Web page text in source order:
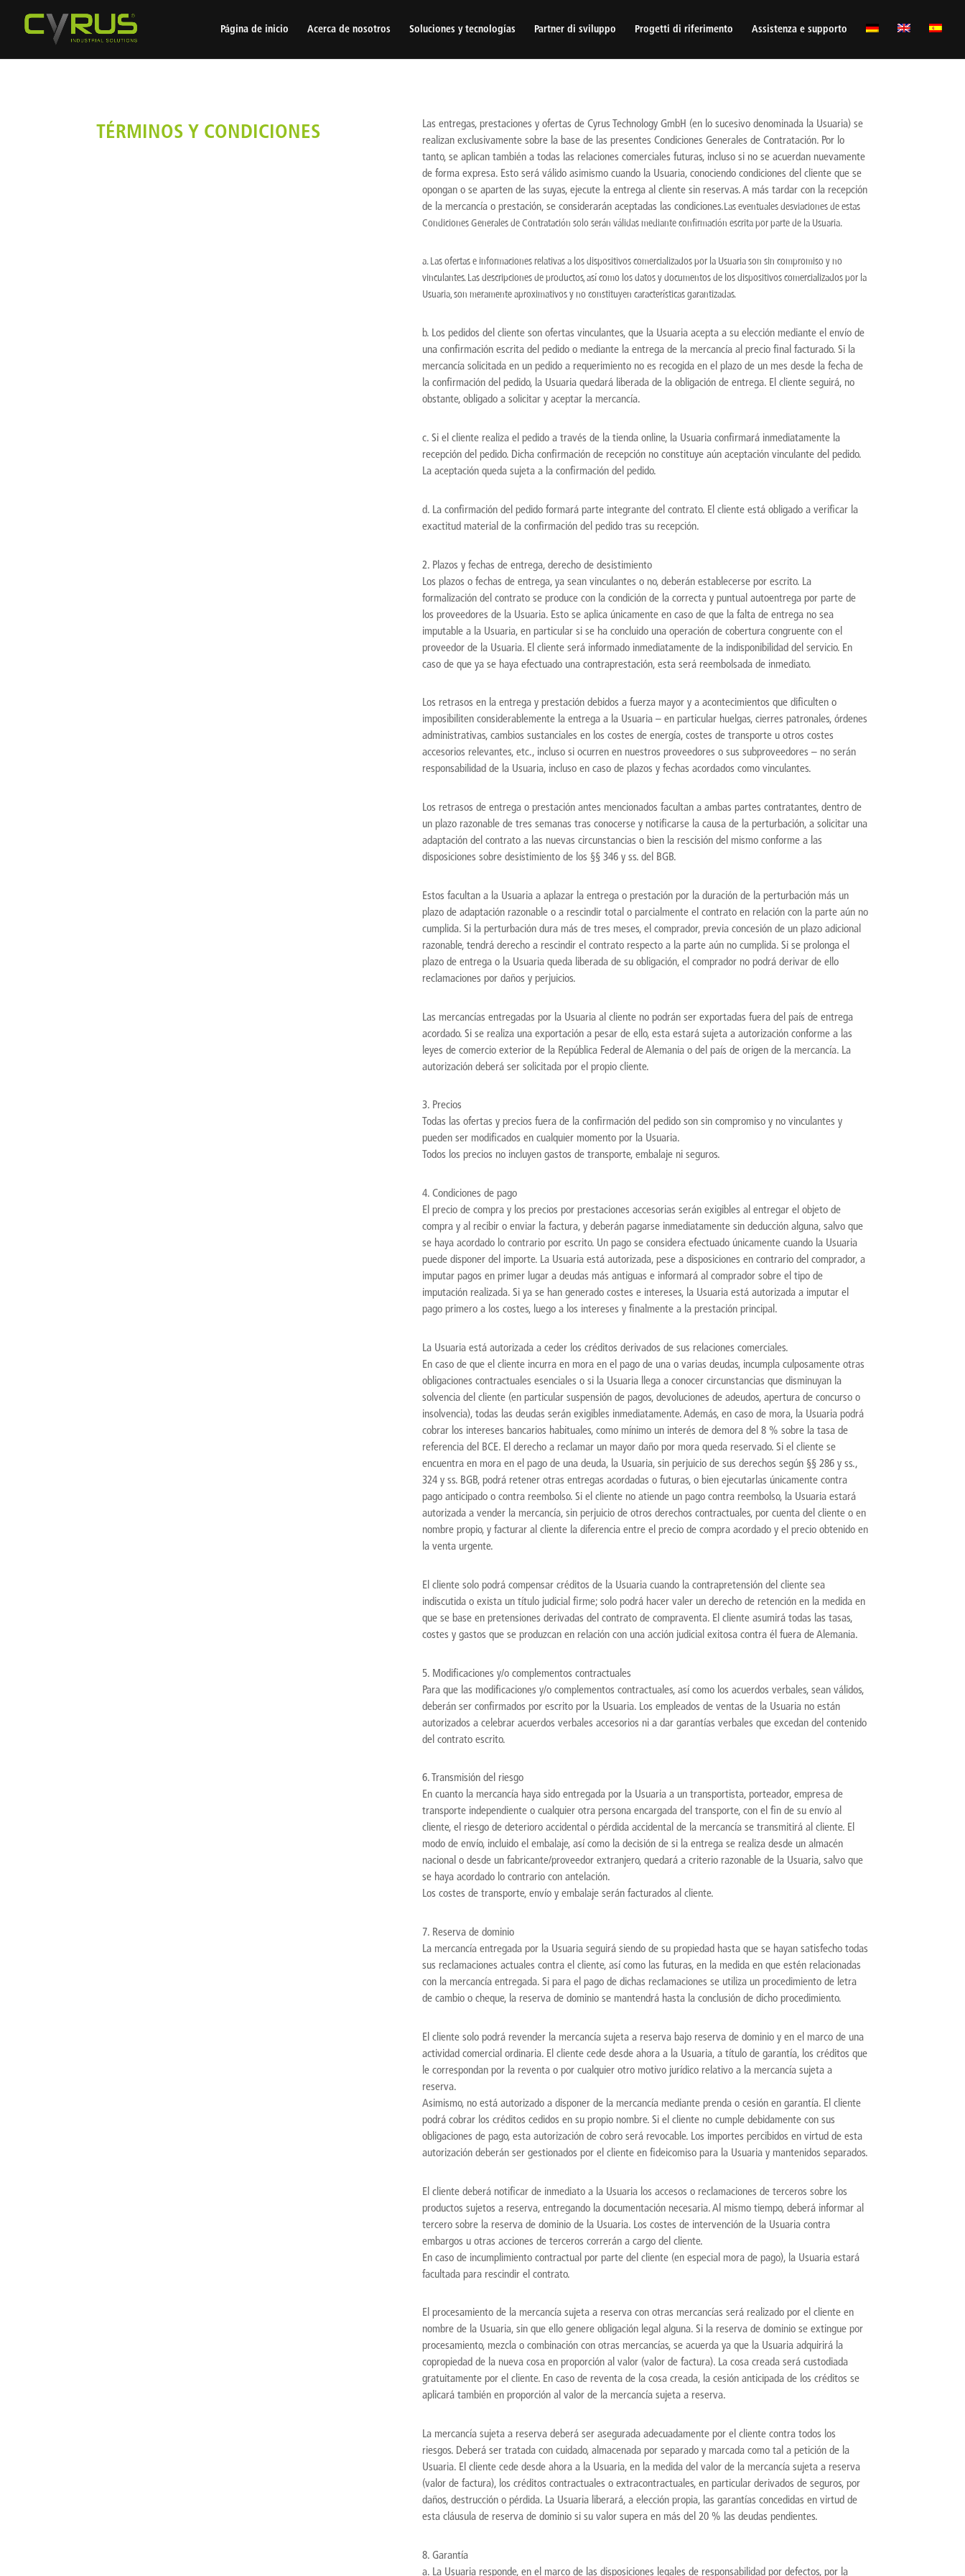
Página de inicio Acerca de nosotros Soluciones y tecnologías Partner di sviluppo Progetti di riferimento Assistenza e supporto
TÉRMINOS Y CONDICIONES
Las entregas, prestaciones y ofertas de Cyrus Technology GmbH (en lo sucesivo denominada la Usuaria) se
realizan exclusivamente sobre la base de las presentes Condiciones Generales de Contratación. Por lo
tanto, se aplican también a todas las relaciones comerciales futuras, incluso si no se acuerdan nuevamente
de forma expresa. Esto será válido asimismo cuando la Usuaria, conociendo condiciones del cliente que se
opongan o se aparten de las suyas, ejecute la entrega al cliente sin reservas. A más tardar con la recepción
de la mercancía o prestación, se considerarán aceptadas las condiciones. Las eventuales desviaciones de estas
Condiciones Generales de Contratación solo serán válidas mediante confirmación escrita por parte de la Usuaria.
a. Las ofertas e informaciones relativas a los dispositivos comercializados por la Usuaria son sin compromiso y no
vinculantes. Las descripciones de productos, así como los datos y documentos de los dispositivos comercializados por la
Usuaria, son meramente aproximativos y no constituyen características garantizadas.
b. Los pedidos del cliente son ofertas vinculantes, que la Usuaria acepta a su elección mediante el envío de
una confirmación escrita del pedido o mediante la entrega de la mercancía al precio final facturado. Si la
mercancía solicitada en un pedido a requerimiento no es recogida en el plazo de un mes desde la fecha de
la confirmación del pedido, la Usuaria quedará liberada de la obligación de entrega. El cliente seguirá, no
obstante, obligado a solicitar y aceptar la mercancía.
c. Si el cliente realiza el pedido a través de la tienda online, la Usuaria confirmará inmediatamente la
recepción del pedido. Dicha confirmación de recepción no constituye aún aceptación vinculante del pedido.
La aceptación queda sujeta a la confirmación del pedido.
d. La confirmación del pedido formará parte integrante del contrato. El cliente está obligado a verificar la
exactitud material de la confirmación del pedido tras su recepción.
2. Plazos y fechas de entrega, derecho de desistimiento
Los plazos o fechas de entrega, ya sean vinculantes o no, deberán establecerse por escrito. La
formalización del contrato se produce con la condición de la correcta y puntual autoentrega por parte de
los proveedores de la Usuaria. Esto se aplica únicamente en caso de que la falta de entrega no sea
imputable a la Usuaria, en particular si se ha concluido una operación de cobertura congruente con el
proveedor de la Usuaria. El cliente será informado inmediatamente de la indisponibilidad del servicio. En
caso de que ya se haya efectuado una contraprestación, esta será reembolsada de inmediato.
Los retrasos en la entrega y prestación debidos a fuerza mayor y a acontecimientos que dificulten o
imposibiliten considerablemente la entrega a la Usuaria – en particular huelgas, cierres patronales, órdenes
administrativas, cambios sustanciales en los costes de energía, costes de transporte u otros costes
accesorios relevantes, etc., incluso si ocurren en nuestros proveedores o sus subproveedores – no serán
responsabilidad de la Usuaria, incluso en caso de plazos y fechas acordados como vinculantes.
Los retrasos de entrega o prestación antes mencionados facultan a ambas partes contratantes, dentro de
un plazo razonable de tres semanas tras conocerse y notificarse la causa de la perturbación, a solicitar una
adaptación del contrato a las nuevas circunstancias o bien la rescisión del mismo conforme a las
disposiciones sobre desistimiento de los §§ 346 y ss. del BGB.
Estos facultan a la Usuaria a aplazar la entrega o prestación por la duración de la perturbación más un
plazo de adaptación razonable o a rescindir total o parcialmente el contrato en relación con la parte aún no
cumplida. Si la perturbación dura más de tres meses, el comprador, previa concesión de un plazo adicional
razonable, tendrá derecho a rescindir el contrato respecto a la parte aún no cumplida. Si se prolonga el
plazo de entrega o la Usuaria queda liberada de su obligación, el comprador no podrá derivar de ello
reclamaciones por daños y perjuicios.
Las mercancías entregadas por la Usuaria al cliente no podrán ser exportadas fuera del país de entrega
acordado. Si se realiza una exportación a pesar de ello, esta estará sujeta a autorización conforme a las
leyes de comercio exterior de la República Federal de Alemania o del país de origen de la mercancía. La
autorización deberá ser solicitada por el propio cliente.
3. Precios
Todas las ofertas y precios fuera de la confirmación del pedido son sin compromiso y no vinculantes y
pueden ser modificados en cualquier momento por la Usuaria.
Todos los precios no incluyen gastos de transporte, embalaje ni seguros.
4. Condiciones de pago
El precio de compra y los precios por prestaciones accesorias serán exigibles al entregar el objeto de
compra y al recibir o enviar la factura, y deberán pagarse inmediatamente sin deducción alguna, salvo que
se haya acordado lo contrario por escrito. Un pago se considera efectuado únicamente cuando la Usuaria
puede disponer del importe. La Usuaria está autorizada, pese a disposiciones en contrario del comprador, a
imputar pagos en primer lugar a deudas más antiguas e informará al comprador sobre el tipo de
imputación realizada. Si ya se han generado costes e intereses, la Usuaria está autorizada a imputar el
pago primero a los costes, luego a los intereses y finalmente a la prestación principal.
La Usuaria está autorizada a ceder los créditos derivados de sus relaciones comerciales.
En caso de que el cliente incurra en mora en el pago de una o varias deudas, incumpla culposamente otras
obligaciones contractuales esenciales o si la Usuaria llega a conocer circunstancias que disminuyan la
solvencia del cliente (en particular suspensión de pagos, devoluciones de adeudos, apertura de concurso o
insolvencia), todas las deudas serán exigibles inmediatamente. Además, en caso de mora, la Usuaria podrá
cobrar los intereses bancarios habituales, como mínimo un interés de demora del 8 % sobre la tasa de
referencia del BCE. El derecho a reclamar un mayor daño por mora queda reservado. Si el cliente se
encuentra en mora en el pago de una deuda, la Usuaria, sin perjuicio de sus derechos según §§ 286 y ss.,
324 y ss. BGB, podrá retener otras entregas acordadas o futuras, o bien ejecutarlas únicamente contra
pago anticipado o contra reembolso. Si el cliente no atiende un pago contra reembolso, la Usuaria estará
autorizada a vender la mercancía, sin perjuicio de otros derechos contractuales, por cuenta del cliente o en
nombre propio, y facturar al cliente la diferencia entre el precio de compra acordado y el precio obtenido en
la venta urgente.
El cliente solo podrá compensar créditos de la Usuaria cuando la contrapretensión del cliente sea
indiscutida o exista un título judicial firme; solo podrá hacer valer un derecho de retención en la medida en
que se base en pretensiones derivadas del contrato de compraventa. El cliente asumirá todas las tasas,
costes y gastos que se produzcan en relación con una acción judicial exitosa contra él fuera de Alemania.
5. Modificaciones y/o complementos contractuales
Para que las modificaciones y/o complementos contractuales, así como los acuerdos verbales, sean válidos,
deberán ser confirmados por escrito por la Usuaria. Los empleados de ventas de la Usuaria no están
autorizados a celebrar acuerdos verbales accesorios ni a dar garantías verbales que excedan del contenido
del contrato escrito.
6. Transmisión del riesgo
En cuanto la mercancía haya sido entregada por la Usuaria a un transportista, porteador, empresa de
transporte independiente o cualquier otra persona encargada del transporte, con el fin de su envío al
cliente, el riesgo de deterioro accidental o pérdida accidental de la mercancía se transmitirá al cliente. El
modo de envío, incluido el embalaje, así como la decisión de si la entrega se realiza desde un almacén
nacional o desde un fabricante/proveedor extranjero, quedará a criterio razonable de la Usuaria, salvo que
se haya acordado lo contrario con antelación.
Los costes de transporte, envío y embalaje serán facturados al cliente.
7. Reserva de dominio
La mercancía entregada por la Usuaria seguirá siendo de su propiedad hasta que se hayan satisfecho todas
sus reclamaciones actuales contra el cliente, así como las futuras, en la medida en que estén relacionadas
con la mercancía entregada. Si para el pago de dichas reclamaciones se utiliza un procedimiento de letra
de cambio o cheque, la reserva de dominio se mantendrá hasta la conclusión de dicho procedimiento.
El cliente solo podrá revender la mercancía sujeta a reserva bajo reserva de dominio y en el marco de una
actividad comercial ordinaria. El cliente cede desde ahora a la Usuaria, a título de garantía, los créditos que
le correspondan por la reventa o por cualquier otro motivo jurídico relativo a la mercancía sujeta a
reserva.
Asimismo, no está autorizado a disponer de la mercancía mediante prenda o cesión en garantía. El cliente
podrá cobrar los créditos cedidos en su propio nombre. Si el cliente no cumple debidamente con sus
obligaciones de pago, esta autorización de cobro será revocable. Los importes percibidos en virtud de esta
autorización deberán ser gestionados por el cliente en fideicomiso para la Usuaria y mantenidos separados.
El cliente deberá notificar de inmediato a la Usuaria los accesos o reclamaciones de terceros sobre los
productos sujetos a reserva, entregando la documentación necesaria. Al mismo tiempo, deberá informar al
tercero sobre la reserva de dominio de la Usuaria. Los costes de intervención de la Usuaria contra
embargos u otras acciones de terceros correrán a cargo del cliente.
En caso de incumplimiento contractual por parte del cliente (en especial mora de pago), la Usuaria estará
facultada para rescindir el contrato.
El procesamiento de la mercancía sujeta a reserva con otras mercancías será realizado por el cliente en
nombre de la Usuaria, sin que ello genere obligación legal alguna. Si la reserva de dominio se extingue por
procesamiento, mezcla o combinación con otras mercancías, se acuerda ya que la Usuaria adquirirá la
copropiedad de la nueva cosa en proporción al valor (valor de factura). La cosa creada será custodiada
gratuitamente por el cliente. En caso de reventa de la cosa creada, la cesión anticipada de los créditos se
aplicará también en proporción al valor de la mercancía sujeta a reserva.
La mercancía sujeta a reserva deberá ser asegurada adecuadamente por el cliente contra todos los
riesgos. Deberá ser tratada con cuidado, almacenada por separado y marcada como tal a petición de la
Usuaria. El cliente cede desde ahora a la Usuaria, en la medida del valor de la mercancía sujeta a reserva
(valor de factura), los créditos contractuales o extracontractuales, en particular derivados de seguros, por
daños, destrucción o pérdida. La Usuaria liberará, a elección propia, las garantías concedidas en virtud de
esta cláusula de reserva de dominio si su valor supera en más del 20 % las deudas pendientes.
8. Garantía
a. La Usuaria responde, en el marco de las disposiciones legales de responsabilidad por defectos, por la